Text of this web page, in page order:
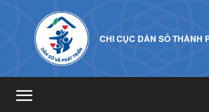
CHI CỤC DÂN SỐ THÀNH